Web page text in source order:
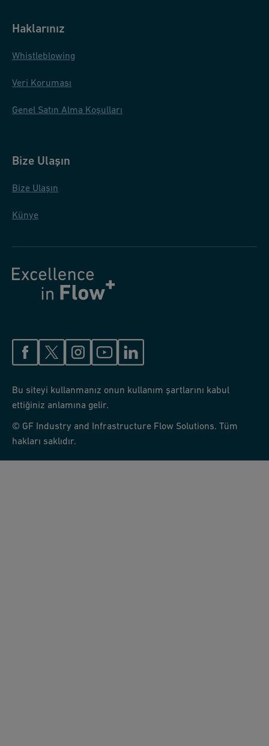
Haklarınız
Whistleblowing
Veri Koruması
Genel Satın Alma Koşulları
Bize Ulaşın
Bize Ulaşın
Künye
Bu siteyi kullanmanız onun kullanım şartlarını kabul
ettiğiniz anlamına gelir.
© GF Industry and Infrastructure Flow Solutions. Tüm
hakları saklıdır.